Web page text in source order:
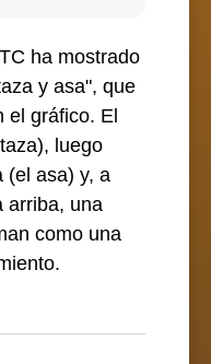
ha mostrado
y asa", que
el gráfico. El
luego
(el asa) y, a
arriba, una
como una